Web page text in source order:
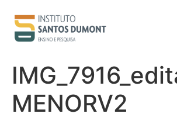
conteúdo
MENORV2